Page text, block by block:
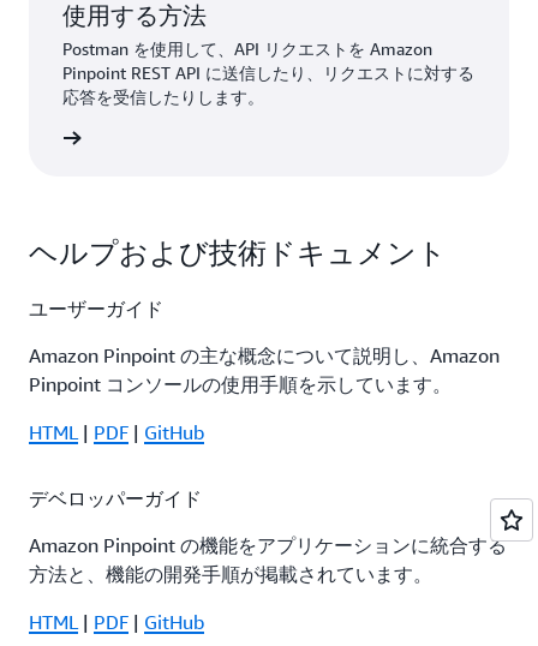
使用する方法
Postman を使用して、API リクエストを Amazon
Pinpoint REST API に送信したり、リクエストに対する
応答を受信したりします。
ヘルプおよび技術ドキュメント
ユーザーガイド
Amazon Pinpoint の主な概念について説明し、Amazon
Pinpoint コンソールの使用手順を示しています。
HTML| PDF | GitHub
デベロッパーガイド
Amazon Pinpoint の機能をアプリケーションに統合する
方法と、機能の開発手順が掲載されています。
HTML| PDF | GitHub